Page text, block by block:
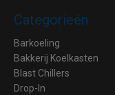
Categorieën
Barkoeling
Bakkerij Koelkasten
Blast Chillers
Drop-In